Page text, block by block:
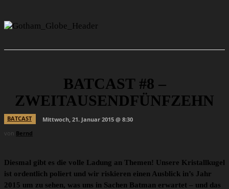
BATCAST #8 –
ZWEITAUSENDFÜNFZEHN
BATCAST
Mittwoch, 21. Januar 2015 @ 8:30
von Bernd
Diesmal gibt es die volle Ladung an Themen! Unsere Kristallkugel
ist ordentlich poliert und wir riskieren einen Ausblick in’s Jahr
2015 um zu sehen, was uns in Sachen Batman erwartet – und das